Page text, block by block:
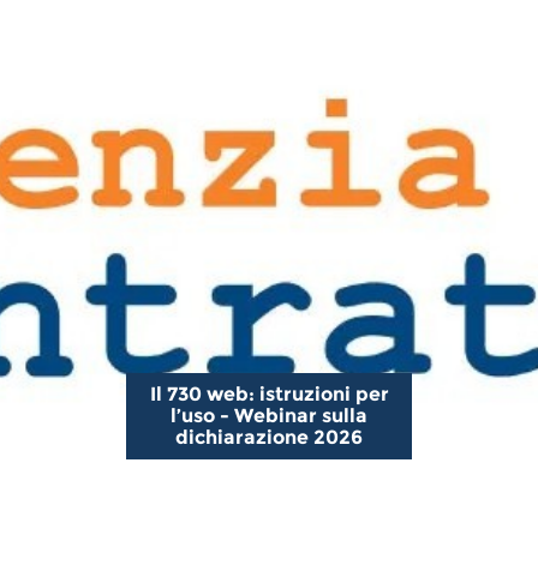
Il 730 web: istruzioni per
l’uso - Webinar sulla
dichiarazione 2026